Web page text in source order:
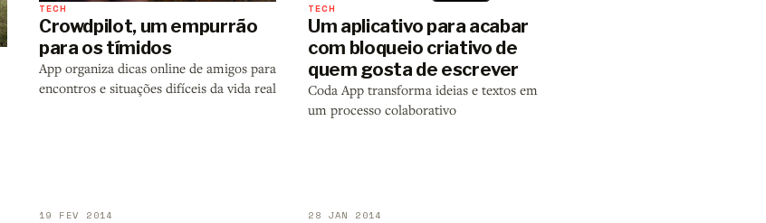
TECH
Crowdpilot, um empurrão
para os tímidos
App organiza dicas online de amigos para
encontros e situações difíceis da vida real
19 FEV 2014
TECH
Um aplicativo para acabar
com bloqueio criativo de
quem gosta de escrever
Coda App transforma ideias e textos em
um processo colaborativo
28 JAN 2014